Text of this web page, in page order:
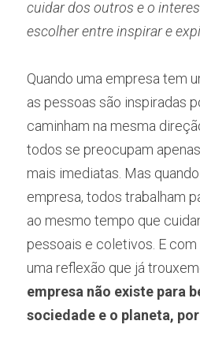
cuidar dos outros e o
escolher entre inspirar e
Quando uma empresa tem
as pessoas são inspiradas
caminham na mesma
todos se preocupam
mais imediatas. Mas
empresa, todos trabalham
ao mesmo tempo que
pessoais e coletivos. E
uma reflexão que já
empresa não existe para
sociedade e o planeta,